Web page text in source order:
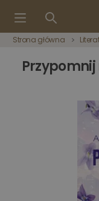
Strona główna
Przypomnij